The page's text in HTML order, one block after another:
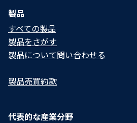
製品
すべての製品
製品をさがす
製品について問い合わせる​
製品売買約款
代表的な産業分野